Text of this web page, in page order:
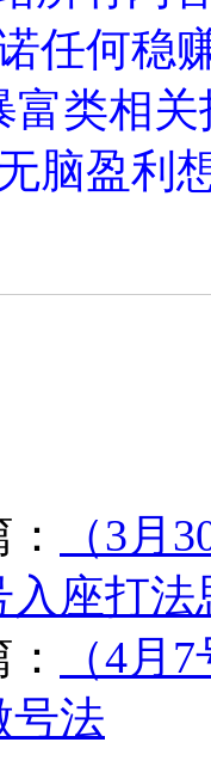
任何稳
富类相
脑盈利
（3月
入座打法
（4月
号法